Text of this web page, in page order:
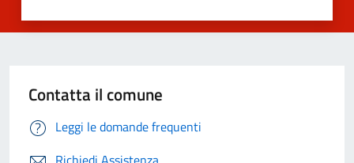
Contatta il comune
Leggi le domande frequenti